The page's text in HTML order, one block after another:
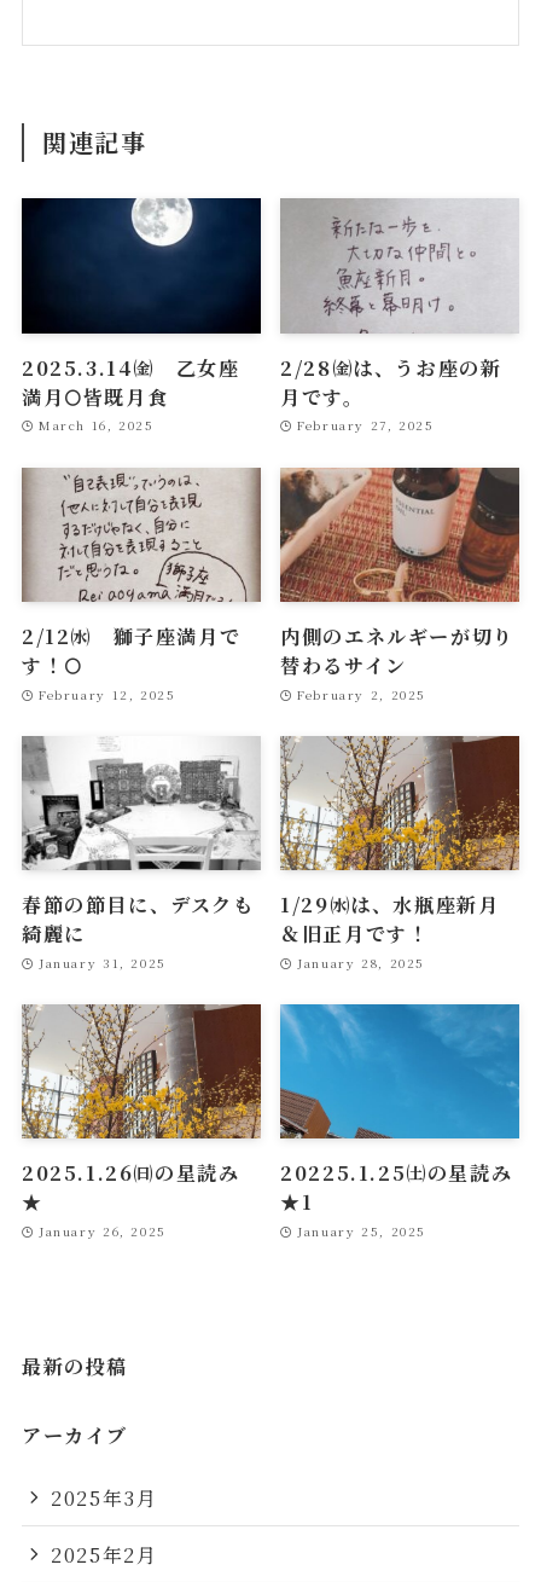
関連記事
2025.3.14㈮ 乙女座
満月🌕皆既月食
March 16, 2025
2/28㈮は、うお座の新
月です。
February 27, 2025
2/12㈬ 獅子座満月で
す！🌕
February 12, 2025
内側のエネルギーが切り
替わるサイン
February 2, 2025
春節の節目に、デスクも
綺麗に
January 31, 2025
1/29㈬は、水瓶座新月
＆旧正月です！
January 28, 2025
2025.1.26㈰の星読み
★
January 26, 2025
20225.1.25㈯の星読み
★1
January 25, 2025
最新の投稿
アーカイブ
2025年3月
2025年2月